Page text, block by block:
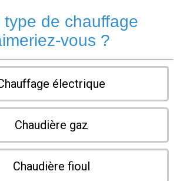
type de chauffage
vous ?
électrique
Chaudière gaz
Chaudière fioul